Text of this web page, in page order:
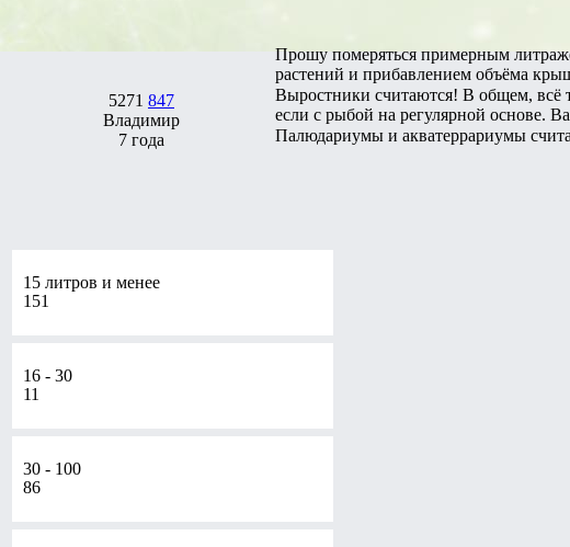
5271 847
Владимир
7 года
Прошу померяться примерным
растений и прибавлением объёма
Выростники считаются! В общем, всё
если с рыбой на регулярной основе.
Палюдариумы и акватеррариумы
15 литров и менее
151
16 - 30
11
30 - 100
86